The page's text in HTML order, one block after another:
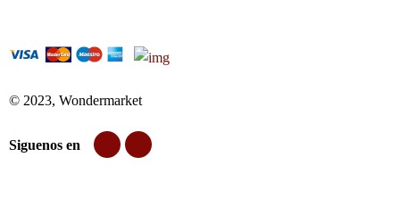
© 2023, Wondermarket
Siguenos en